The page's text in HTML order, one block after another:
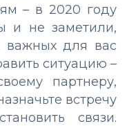
– в 2020 году
и не заметили,
важных для вас
ситуацию –
партнеру,
встречу
связи.